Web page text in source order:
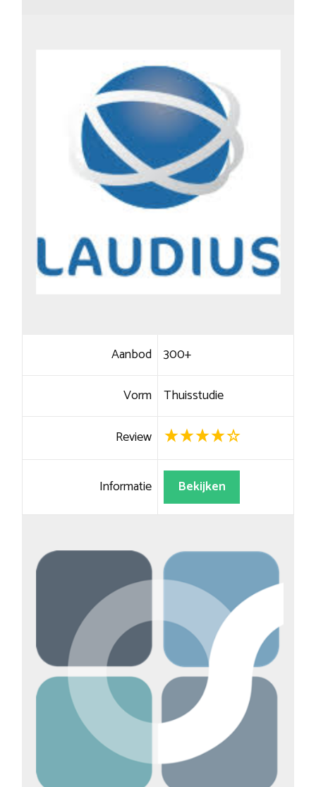
Aanbod 300+
Vorm Thuisstudie
Review
Informatie Bekijken